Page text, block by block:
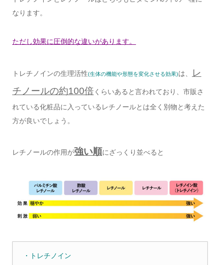
なります。
ただし効果に圧倒的な違いがあります。
トレチノインの生理活性(生体の機能や形態を変化させる効果)は、
レ
チノールの約100倍くらいあると言われており、市販さ
れている化粧品に入っているレチノールとは全く別物と考えた
方が良いでしょう。
レチノールの作用が強い順にざっくり並べると
・トレチノイン